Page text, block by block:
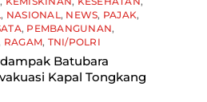
, NASIONAL, NEWS, PAJAK,
, PEMBANGUNAN,
RAGAM, TNI/POLRI
Batubara
Kapal Tongkang